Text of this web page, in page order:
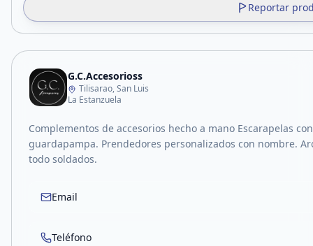
Reportar
G.C.Accesorioss
Tilisarao, San Luis
La Estanzuela
Complementos de accesorios hecho a mano Escarapelas
guardapampa. Prendedores personalizados con nombre.
todo soldados.
Email
Teléfono